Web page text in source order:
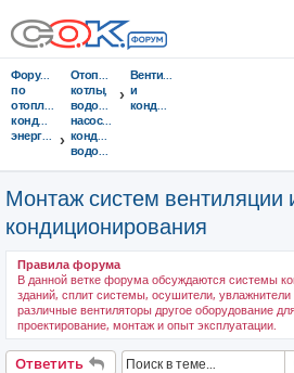
Форумы
по
отоплению,
кондиционированию,
энергосбережению
Отопительные
котлы,
водонагреватели,
насосы,
кондиционеры,
водоочистка...
Вентиляция
и
кондиционирование
Монтаж систем вентиляции
кондиционирования
Правила форума
В данной ветке форума обсуждаются системы
зданий, сплит системы, осушители, увлажнители
различные вентиляторы другое оборудование
проектирование, монтаж и опыт эксплуатации.
Ответить